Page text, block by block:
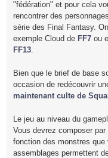
"fédération" et pour cela
rencontrer des
série des Final Fantasy.
exemple Cloud de FF7ou
FF13.
Bien que le brief de base
occasion de redécouvrir
maintenant culte de
Le jeu au niveau du
Vous devrez composer
fonction des monstres
assemblages permettent